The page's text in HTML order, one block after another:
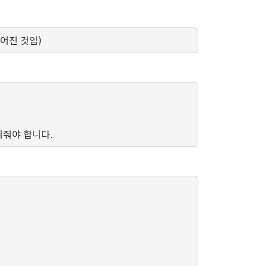
진 것임)
야 합니다.